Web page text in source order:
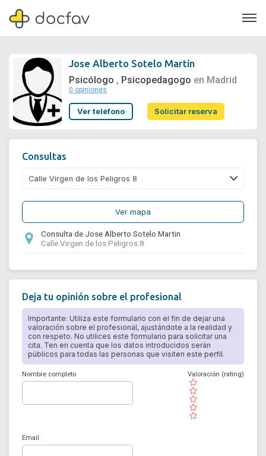
Soporte
Jose Alberto Sotelo Martin
Psicólogo , Psicopedagogo en Madrid
0 opiniones
Ver teléfono Solicitar reserva
Consultas
Ver mapa
Consulta de Jose Alberto Sotelo Martin
Calle Virgen de los Peligros 8
Deja tu opinión sobre el profesional
Importante: Utiliza este formulario con el fin de dejar una
valoración sobre el profesional, ajustándote a la realidad y
con respeto. No utilices este formulario para solicitar una
cita. Ten en cuenta que los datos introducidos serán
públicos para todas las personas que visiten este perfil.
Nombre completo
( )
( )
( )
( )
( )
Valoración (rating)
Email